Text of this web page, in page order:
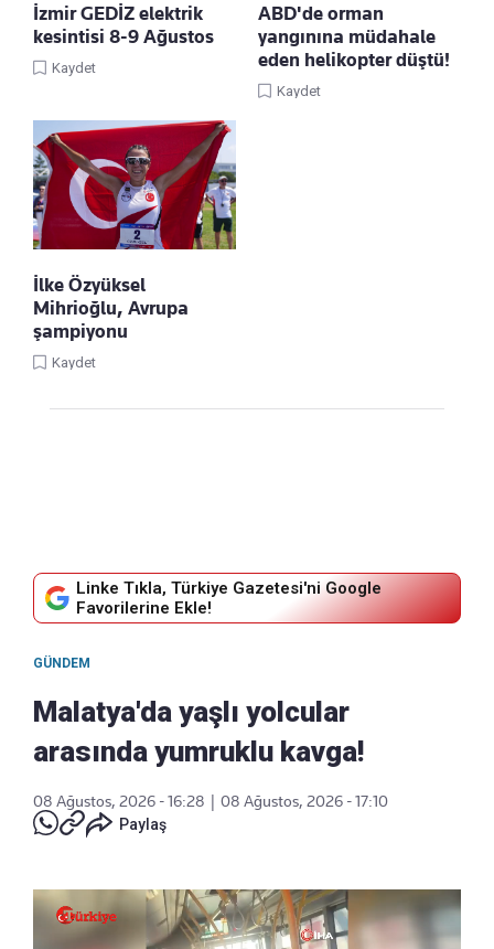
İzmir GEDİZ elektrik
kesintisi 8-9 Ağustos
Kaydet
ABD'de orman
yangınına müdahale
eden helikopter düştü!
Kaydet
İlke Özyüksel
Mihrioğlu, Avrupa
şampiyonu
Kaydet
Linke Tıkla, Türkiye Gazetesi'ni Google
Favorilerine Ekle!
GÜNDEM
Malatya'da yaşlı yolcular
arasında yumruklu kavga!
08 Ağustos, 2026 - 16:28
08 Ağustos, 2026 - 17:10
Paylaş